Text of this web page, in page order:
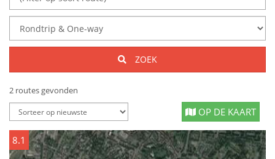
ZOEK
2 routes gevonden
OP DE KAART
8.1